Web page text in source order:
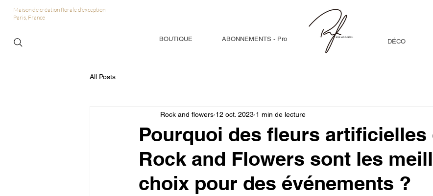
Maison de création florale d’exception
Paris, France
BOUTIQUE ABONNEMENTS - Pro DÉCO
All Posts
Pourquoi des fleurs artificielles
Rock and Flowers sont les
choix pour des événements ?
Rock and flowers 12 oct. 2023 1 min de lecture